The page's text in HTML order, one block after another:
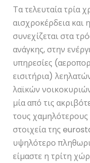
Τα τελευταία τρία
αισχροκέρδεια και
συνεχίζεται στα
ανάγκης, στην
υπηρεσίες
εισιτήρια)
λαϊκών
μία από τις
τους
στοιχεία της
υψηλότερο
είμαστε η τρίτη